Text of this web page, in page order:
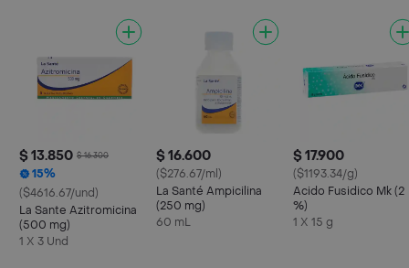
$ 13.850 $ 16.300
15%
($4616.67/und)
La Sante Azitromicina
(500 mg)
1 X 3 Und
$ 16.600
($276.67/ml)
La Santé Ampicilina
(250 mg)
60 mL
$ 17.900
($1193.34/g)
Acido Fusidico Mk (2
%)
1 X 15 g